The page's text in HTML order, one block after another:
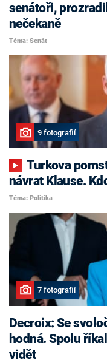
senátoři,
nečekaně
Téma: Senát
9 fotografií
Turkova pomsta, nekonfliktní Havlíček i
návrat Klause.
Téma: Politika
7 fotografií
Decroix: Se
hodná. Spolu
vidět